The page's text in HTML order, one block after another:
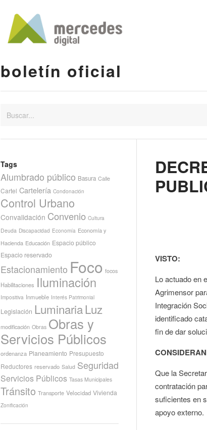
boletín oficial
VISTO:
Lo actuado en
Agrimensor
Integración
identificado
fin de dar
Que la
contratación
suficientes en
apoyo externo.
Tags
Alumbrado público Basura Calle
Cartel Cartelería Condonación
Control Urbano
Convalidación Convenio Cultura
Deuda Discapacidad Economía Economía y
Hacienda Educación Espacio público
Espacio reservado
Estacionamiento Foco focos
Habilitaciones Iluminación
Impositiva Inmueble Interés Patrimonial
Legislación LuminariaLuz
modificación Obras Obras y
Servicios Públicos
ordenanza Planeamiento Presupuesto
Reductores reservado Salud Seguridad
Servicios Públicos Tasas Municipales
Tránsito Transporte Velocidad Vivienda
Zonificación